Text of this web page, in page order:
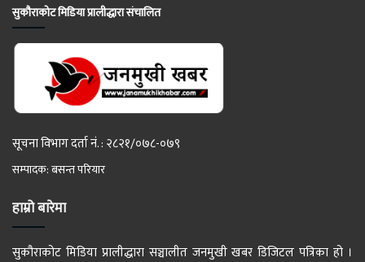
सुकौराकोट मिडिया प्रालीद्धारा संचालित
सूचना विभाग दर्ता नं. : २८२१/०७८-०७९
सम्पादक: बसन्त परियार
हाम्रो बारेमा
सुकौराकोट मिडिया प्रालीद्धारा सञ्चालीत जनमुखी खबर डिजिटल पत्रिका हो ।